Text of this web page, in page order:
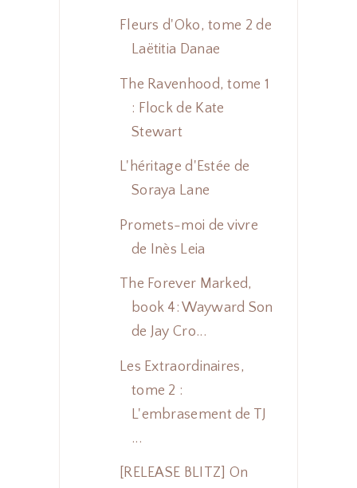
Fleurs d'Oko, tome 2 de
Laëtitia Danae
The Ravenhood, tome 1
: Flock de Kate
Stewart
L'héritage d'Estée de
Soraya Lane
Promets-moi de vivre
de Inès Leia
The Forever Marked,
book 4: Wayward Son
de Jay Cro...
Les Extraordinaires,
tome 2 :
L'embrasement de TJ
...
[RELEASE BLITZ] On